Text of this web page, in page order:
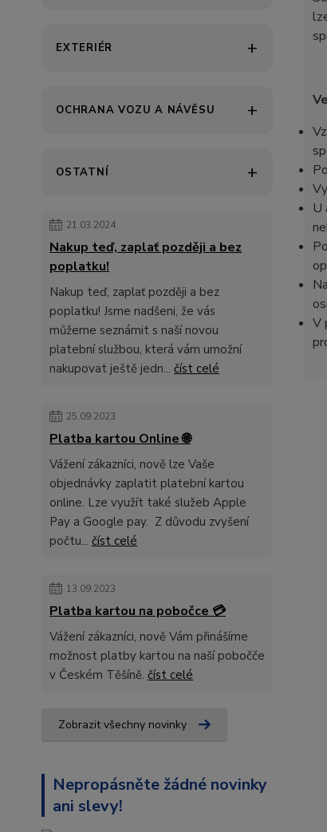
EXTERIÉR
OCHRANA VOZU A NÁVĚSU
OSTATNÍ
21.03.2024
Nakup teď, zaplať později a bez
poplatku!
Nakup teď, zaplať později a bez
poplatku! Jsme nadšeni, že vás
můžeme seznámit s naší novou
platební službou, která vám umožní
nakupovat ještě jedn... číst celé
25.09.2023
Platba kartou Online 🌐
Vážení zákazníci, nově lze Vaše
objednávky zaplatit platební kartou
online. Lze využít také služeb Apple
Pay a Google pay. Z důvodu zvyšení
počtu... číst celé
13.09.2023
Platba kartou na pobočce 💳
Vážení zákazníci, nově Vám přinášíme
možnost platby kartou na naší pobočče
v Českém Těšíně. číst celé
Zobrazit všechny novinky
Nepropásněte žádné novinky
ani slevy!
U
V